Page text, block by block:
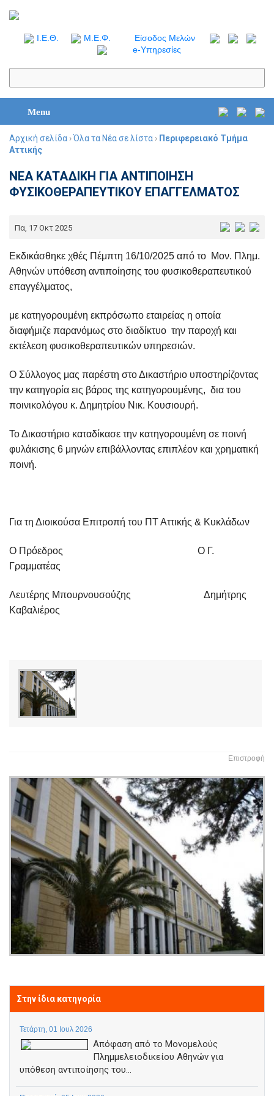
I.Ε.Θ. Μ.Ε.Φ.
Είσοδος Μελών
e-Υπηρεσίες
Menu
Αρχική σελίδα ›Όλα τα Νέα σε λίστα › Περιφερειακό Τμήμα
Αττικής
ΝΕΑ ΚΑΤΑΔΙΚΗ ΓΙΑ ΑΝΤΙΠΟΙΗΣΗ
ΦΥΣΙΚΟΘΕΡΑΠΕΥΤΙΚΟΥ ΕΠΑΓΓΕΛΜΑΤΟΣ
Πα, 17 Οκτ 2025
Εκδικάσθηκε χθές Πέμπτη 16/10/2025 από το Μον. Πλημ.
Αθηνών υπόθεση αντιποίησης του φυσικοθεραπευτικού
επαγγέλματος,
με κατηγορουμένη εκπρόσωπο εταιρείας η οποία
διαφήμιζε παρανόμως στο διαδίκτυο την παροχή και
εκτέλεση φυσικοθεραπευτικών υπηρεσιών.
Ο Σύλλογος μας παρέστη στο Δικαστήριο υποστηρίζοντας
την κατηγορία εις βάρος της κατηγορουμένης, δια του
ποινικολόγου κ. Δημητρίου Νικ. Κουσιουρή.
Το Δικαστήριο καταδίκασε την κατηγορουμένη σε ποινή
φυλάκισης 6 μηνών επιβάλλοντας επιπλέον και χρηματική
ποινή.
Για τη Διοικούσα Επιτροπή του ΠΤ Αττικής & Κυκλάδων
Ο Πρόεδρος Ο Γ.
Γραμματέας
Λευτέρης Μπουρνουσούζης Δημήτρης
Καβαλιέρος
Επιστροφή
Στην ίδια κατηγορία
Τετάρτη, 01 Ιουλ 2026
Απόφαση από το Μονομελούς
Πλημμελειοδικείου Αθηνών για
υπόθεση αντιποίησης του...